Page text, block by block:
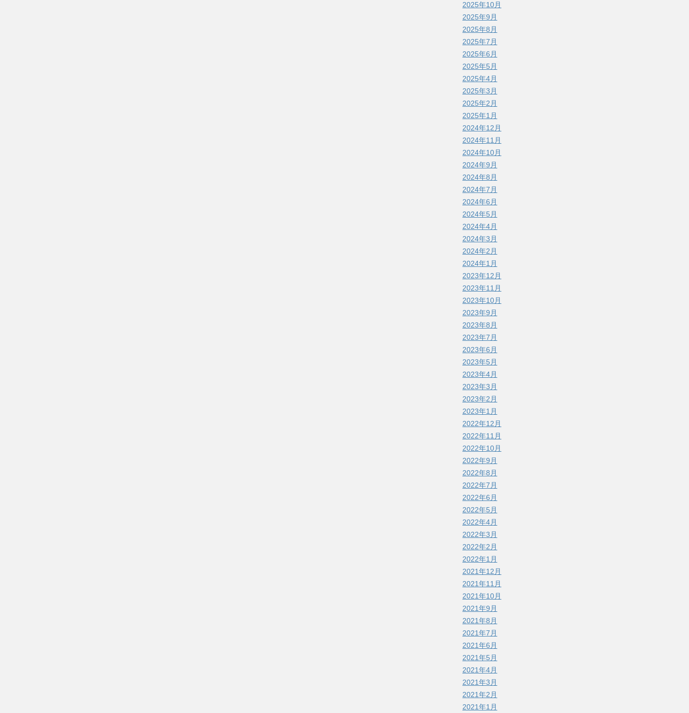
2025年10月
2025年9月
2025年8月
2025年7月
2025年6月
2025年5月
2025年4月
2025年3月
2025年2月
2025年1月
2024年12月
2024年11月
2024年10月
2024年9月
2024年8月
2024年7月
2024年6月
2024年5月
2024年4月
2024年3月
2024年2月
2024年1月
2023年12月
2023年11月
2023年10月
2023年9月
2023年8月
2023年7月
2023年6月
2023年5月
2023年4月
2023年3月
2023年2月
2023年1月
2022年12月
2022年11月
2022年10月
2022年9月
2022年8月
2022年7月
2022年6月
2022年5月
2022年4月
2022年3月
2022年2月
2022年1月
2021年12月
2021年11月
2021年10月
2021年9月
2021年8月
2021年7月
2021年6月
2021年5月
2021年4月
2021年3月
2021年2月
2021年1月